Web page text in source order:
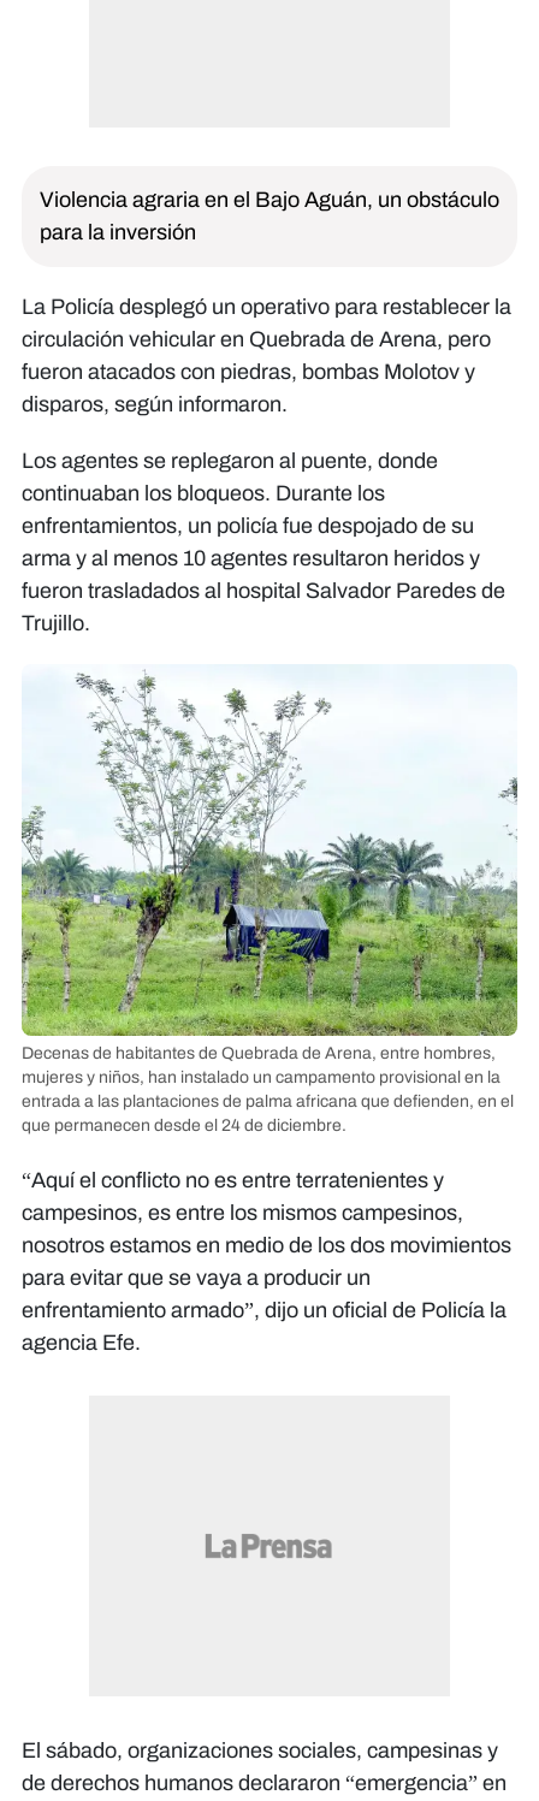
Violencia agraria en el Bajo Aguán, un obstáculo
para la inversión
La Policía desplegó un operativo para restablecer la
circulación vehicular en Quebrada de Arena, pero
fueron atacados con piedras, bombas Molotov y
disparos, según informaron.
Los agentes se replegaron al puente, donde
continuaban los bloqueos. Durante los
enfrentamientos, un policía fue despojado de su
arma y al menos 10 agentes resultaron heridos y
fueron trasladados al hospital Salvador Paredes de
Trujillo.
Decenas de habitantes de Quebrada de Arena, entre hombres,
mujeres y niños, han instalado un campamento provisional en la
entrada a las plantaciones de palma africana que defienden, en el
que permanecen desde el 24 de diciembre.
“Aquí el conflicto no es entre terratenientes y
campesinos, es entre los mismos campesinos,
nosotros estamos en medio de los dos movimientos
para evitar que se vaya a producir un
enfrentamiento armado”, dijo un oficial de Policía la
agencia Efe.
El sábado, organizaciones sociales, campesinas y
de derechos humanos declararon “emergencia” en